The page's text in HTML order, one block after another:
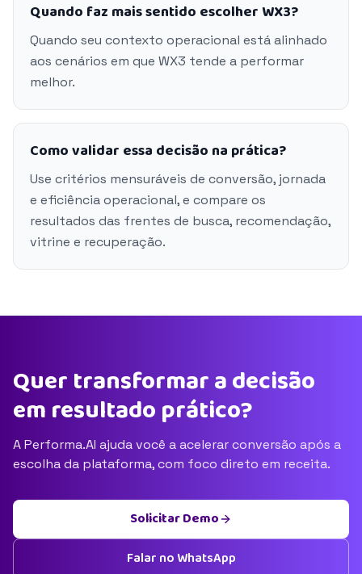
Quando faz mais sentido escolher WX3?
Quando seu contexto operacional está alinhado
aos cenários em que WX3 tende a performar
melhor.
Como validar essa decisão na prática?
Use critérios mensuráveis de conversão, jornada
e eficiência operacional, e compare os
resultados das frentes de busca, recomendação,
vitrine e recuperação.
Quer transformar a decisão
em resultado prático?
A Performa.AI ajuda você a acelerar conversão após a
escolha da plataforma, com foco direto em receita.
Solicitar Demo
Falar no WhatsApp